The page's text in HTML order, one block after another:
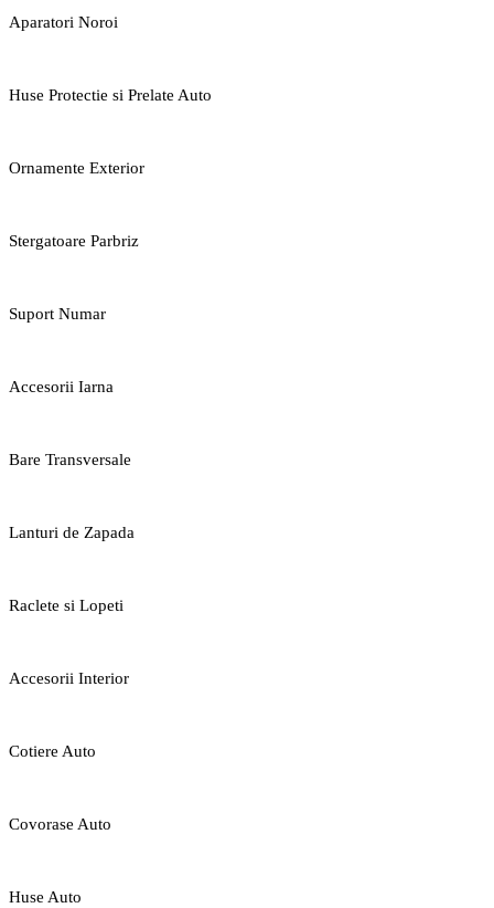
Aparatori Noroi
Huse Protectie si Prelate Auto
Ornamente Exterior
Stergatoare Parbriz
Suport Numar
Accesorii Iarna
Bare Transversale
Lanturi de Zapada
Raclete si Lopeti
Accesorii Interior
Cotiere Auto
Covorase Auto
Huse Auto